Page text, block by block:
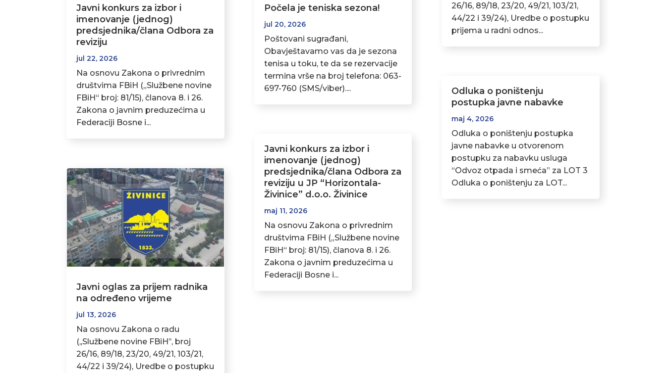
Javni konkurs za izbor i
imenovanje (jednog)
predsjednika/člana Odbora za
reviziju
jul 22, 2026
Na osnovu Zakona o privrednim
društvima FBiH („Službene novine
FBiH“ broj: 81/15), članova 8. i 26.
Zakona o javnim preduzećima u
Federaciji Bosne i...
Javni oglas za prijem radnika
na određeno vrijeme
jul 13, 2026
Na osnovu Zakona o radu
(,,Službene novine FBiH’’, broj
26/16, 89/18, 23/20, 49/21, 103/21,
44/22 i 39/24), Uredbe o postupku
Počela je teniska sezona!
jul 20, 2026
Poštovani sugrađani,
Obavještavamo vas da je sezona
tenisa u toku, te da se rezervacije
termina vrše na broj telefona: 063-
697-760 (SMS/viber)....
Javni konkurs za izbor i
imenovanje (jednog)
predsjednika/člana Odbora za
reviziju u JP “Horizontala-
Živinice” d.o.o. Živinice
maj 11, 2026
Na osnovu Zakona o privrednim
društvima FBiH („Službene novine
FBiH“ broj: 81/15), članova 8. i 26.
Zakona o javnim preduzećima u
Federaciji Bosne i...
26/16, 89/18, 23/20, 49/21, 103/21,
44/22 i 39/24), Uredbe o postupku
prijema u radni odnos...
Odluka o poništenju
postupka javne nabavke
maj 4, 2026
Odluka o poništenju postupka
javne nabavke u otvorenom
postupku za nabavku usluga
“Odvoz otpada i smeća” za LOT 3
Odluka o poništenju za LOT...